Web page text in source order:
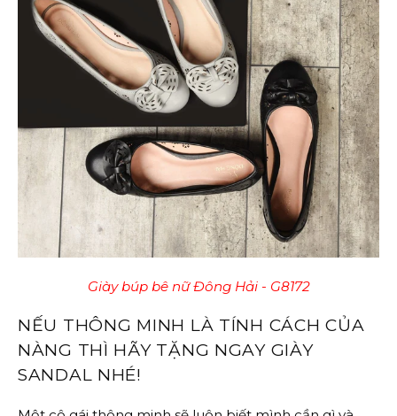
Giày búp bê nữ Đông Hải - G8172
NẾU THÔNG MINH LÀ TÍNH CÁCH CỦA
NÀNG THÌ HÃY TẶNG NGAY GIÀY
SANDAL NHÉ!